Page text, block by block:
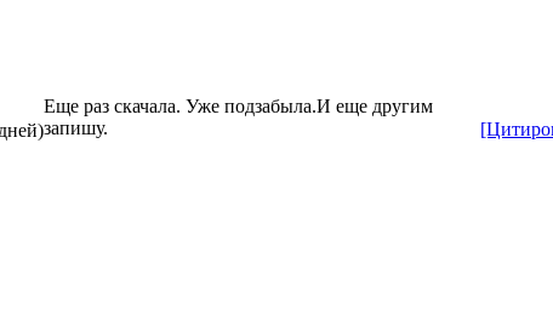
Еще раз скачала. Уже подзабыла.И еще другим
запишу.